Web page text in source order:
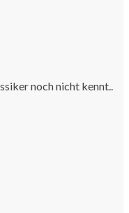
noch nicht kennt..